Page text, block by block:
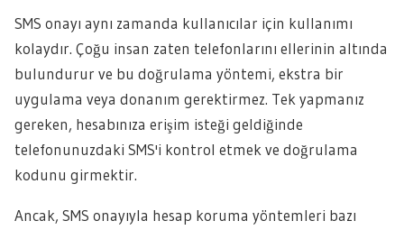
SMS onayı aynı zamanda kullanıcılar için kullanımı
kolaydır. Çoğu insan zaten telefonlarını ellerinin altında
bulundurur ve bu doğrulama yöntemi, ekstra bir
uygulama veya donanım gerektirmez. Tek yapmanız
gereken, hesabınıza erişim isteği geldiğinde
telefonunuzdaki SMS'i kontrol etmek ve doğrulama
kodunu girmektir.
Ancak, SMS onayıyla hesap koruma yöntemleri bazı